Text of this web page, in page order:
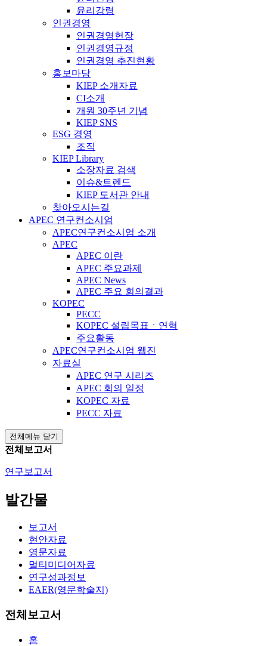
윤리강령
인권경영
인권경영헌장
인권경영규정
인권경영 추진현황
홍보마당
KIEP 소개자료
CI소개
개원 30주년 기념
KIEP SNS
ESG 경영
조직
KIEP Library
소장자료 검색
이슈&트렌드
KIEP 도서관 안내
찾아오시는길
APEC 연구컨소시엄
APEC연구컨소시엄 소개
APEC
APEC 이란
APEC 주요과제
APEC News
APEC 주요 회의결과
KOPEC
PECC
KOPEC 설립목표ㆍ연혁
주요활동
APEC연구컨소시엄 웹진
자료실
APEC 연구 시리즈
APEC 회의 일정
KOPEC 자료
PECC 자료
전체메뉴 닫기
전체보고서
연구보고서
발간물
보고서
현안자료
영문자료
멀티미디어자료
연구성과정보
EAER(영문학술지)
전체보고서
홈